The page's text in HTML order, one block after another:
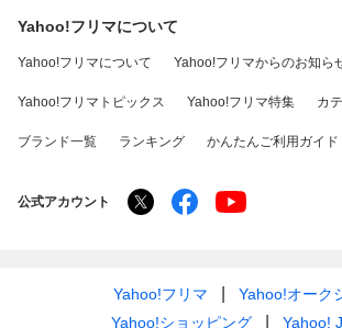
Yahoo!フリマについて
Yahoo!フリマについて Yahoo!フリマからのお知ら
Yahoo!フリマトピックス Yahoo!フリマ特集 カ
ブランド一覧 ランキング かんたんご利用ガイド
公式アカウント
Yahoo!フリマ
Yahoo!オーク
Yahoo!ショッピング
Yahoo!